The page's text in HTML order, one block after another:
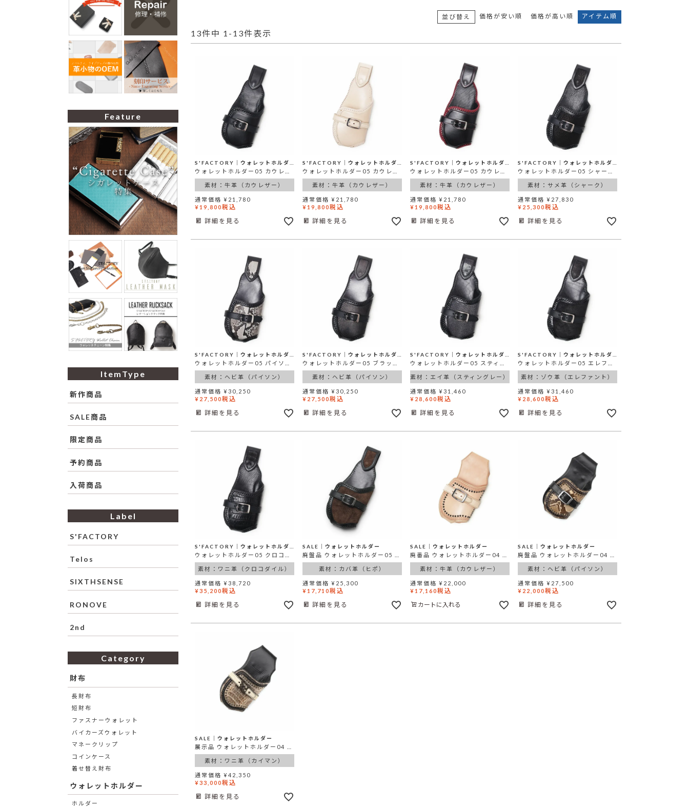
Feature
ItemType
新作商品
SALE商品
限定商品
予約商品
入荷商品
Label
S'FACTORY
Telos
SIXTHSENSE
RONOVE
2nd
Category
財布
長財布
短財布
ファスナーウォレット
バイカーズウォレット
マネークリップ
コインケース
着せ替え財布
ウォレットホルダー
ホルダー
並び替え 価格が安い順 価格が高い順 アイテム順
13件中 1 - 13件表示
素材：牛革（カウレザー）
通常価格 ¥ 21,780
¥19,800税込
詳細を見る
素材：牛革（カウレザー）
通常価格 ¥ 21,780
¥19,800税込
詳細を見る
素材：牛革（カウレザー）
通常価格 ¥ 21,780
¥19,800税込
詳細を見る
素材：サメ革（シャーク）
通常価格 ¥ 27,830
¥ 25,300税込
詳細を見る
素材：ヘビ革（パイソン）
通常価格 ¥ 30,250
¥ 27,500税込
詳細を見る
素材：ヘビ革（パイソン）
通常価格 ¥ 30,250
¥ 27,500税込
詳細を見る
素材：エイ革（スティングレー）
通常価格 ¥ 31,460
¥ 28,600税込
詳細を見る
素材：ゾウ革（エレファント）
通常価格 ¥ 31,460
¥ 28,600税込
詳細を見る
素材：ワニ革（クロコダイル）
通常価格 ¥ 38,720
¥35,200税込
詳細を見る
SALE│ウォレットホルダー
素材：カバ革（ヒポ）
通常価格 ¥ 25,300
¥17,710税込
詳細を見る
SALE│ウォレットホルダー
素材：牛革（カウレザー）
通常価格 ¥ 22,000
¥17,160税込
カートに入れる
SALE│ウォレットホルダー
素材：ヘビ革（パイソン）
通常価格 ¥ 27,500
¥ 22,000税込
詳細を見る
SALE│ウォレットホルダー
素材：ワニ革（カイマン）
通常価格 ¥ 42,350
¥33,000税込
詳細を見る